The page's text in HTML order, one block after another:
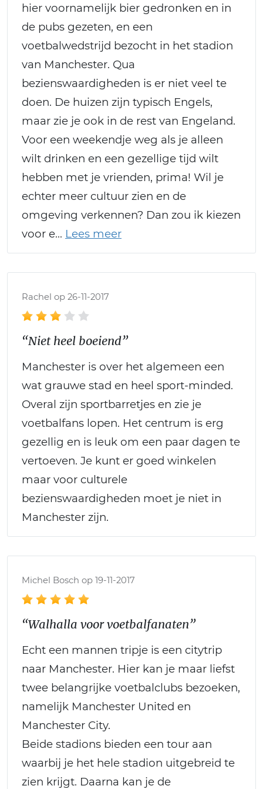
hier voornamelijk bier gedronken en in
de pubs gezeten, en een
voetbalwedstrijd bezocht in het stadion
van Manchester. Qua
bezienswaardigheden is er niet veel te
doen. De huizen zijn typisch Engels,
maar zie je ook in de rest van Engeland.
Voor een weekendje weg als je alleen
wilt drinken en een gezellige tijd wilt
hebben met je vrienden, prima! Wil je
echter meer cultuur zien en de
omgeving verkennen? Dan zou ik kiezen
voor e
Rachel op 26-11-2017
“Niet heel boeiend”
Manchester is over het algemeen een
wat grauwe stad en heel sport-minded.
Overal zijn sportbarretjes en zie je
voetbalfans lopen. Het centrum is erg
gezellig en is leuk om een paar dagen te
vertoeven. Je kunt er goed winkelen
maar voor culturele
bezienswaardigheden moet je niet in
Manchester zijn.
Michel Bosch op 19-11-2017
“Walhalla voor voetbalfanaten”
Echt een mannen tripje is een citytrip
naar Manchester. Hier kan je maar liefst
twee belangrijke voetbalclubs bezoeken,
namelijk Manchester United en
Manchester City.
Beide stadions bieden een tour aan
waarbij je het hele stadion uitgebreid te
zien krijgt. Daarna kan je de